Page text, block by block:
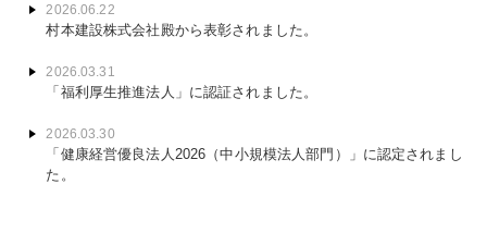
2026.06.22
村本建設株式会社殿から表彰されました。
2026.03.31
「福利厚生推進法人」に認証されました。
2026.03.30
「健康経営優良法人2026（中小規模法人部門）」に認定されまし
た。